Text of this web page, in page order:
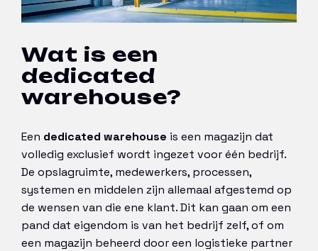
Wat is een
dedicated
warehouse?
Een dedicated warehouse is een magazijn dat
volledig exclusief wordt ingezet voor één bedrijf.
De opslagruimte, medewerkers, processen,
systemen en middelen zijn allemaal afgestemd op
de wensen van die ene klant. Dit kan gaan om een
pand dat eigendom is van het bedrijf zelf, of om
een magazijn beheerd door een logistieke partner